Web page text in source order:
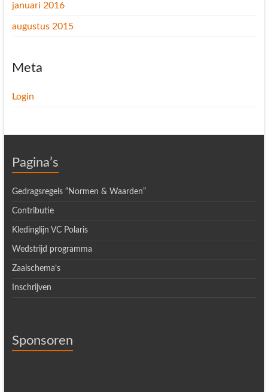
januari 2016
augustus 2015
Meta
Login
Pagina’s
Gedragsregels “Normen & Waarden”
Contributie
Kledinglijn VC Polaris
Wedstrijd programma
Zaalschema’s
Inschrijven
Sponsoren